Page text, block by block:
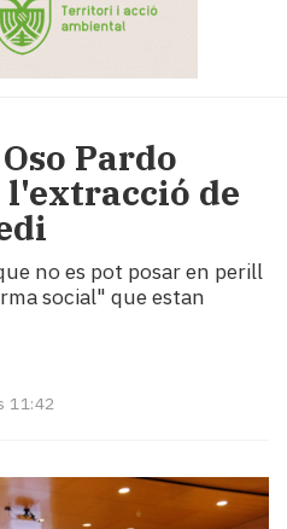
Pardo
l'extracció de
no es pot posar en perill
social" que estan
11:42